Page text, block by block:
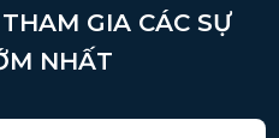
GIA CÁC SỰ
NHẤT